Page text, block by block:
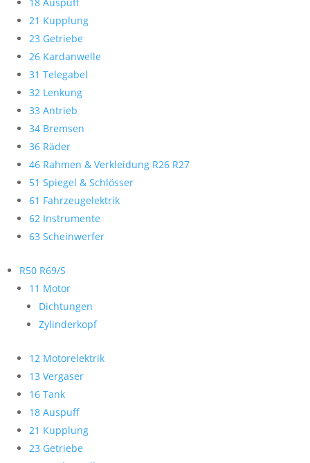
21 Kupplung
23 Getriebe
26 Kardanwelle
31 Telegabel
32 Lenkung
33 Antrieb
34 Bremsen
36 Räder
46 Rahmen & Verkleidung R26 R27
51 Spiegel & Schlösser
61 Fahrzeugelektrik
62 Instrumente
63 Scheinwerfer
R50 R69/S
11 Motor
Dichtungen
Zylinderkopf
12 Motorelektrik
13 Vergaser
16 Tank
18 Auspuff
21 Kupplung
23 Getriebe